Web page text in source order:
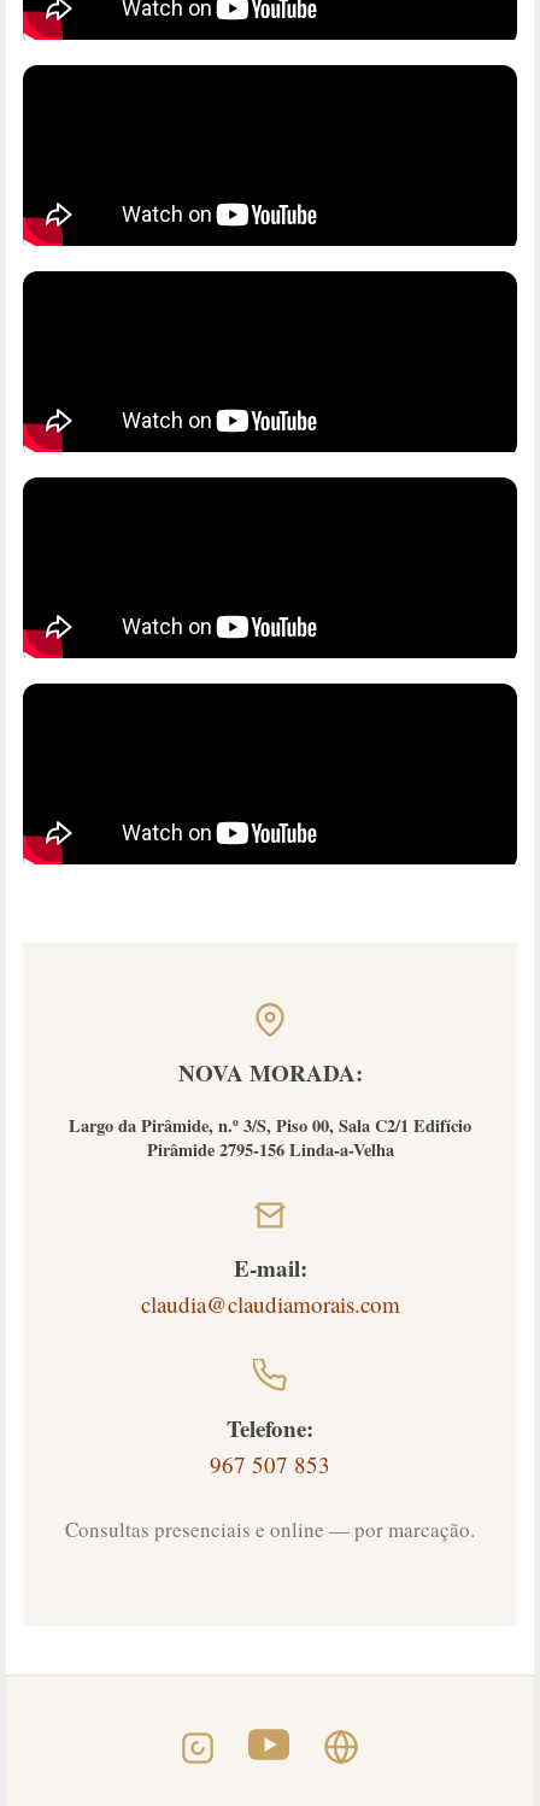
NOVA MORADA:
Largo da Pirâmide, n.º 3/S, Piso 00, Sala C2/1 Edifício
Pirâmide 2795-156 Linda-a-Velha
E-mail:
claudia@claudiamorais.com
Telefone:
967 507 853
Consultas presenciais e online — por marcação.